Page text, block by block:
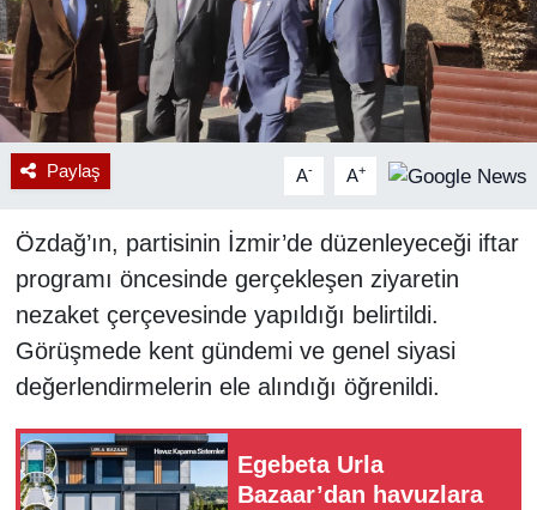
Paylaş A- A+
Özdağ’ın, partisinin İzmir’de düzenleyeceği iftar
programı öncesinde gerçekleşen ziyaretin
nezaket çerçevesinde yapıldığı belirtildi.
Görüşmede kent gündemi ve genel siyasi
değerlendirmelerin ele alındığı öğrenildi.
Egebeta Urla
Bazaar’dan havuzlara